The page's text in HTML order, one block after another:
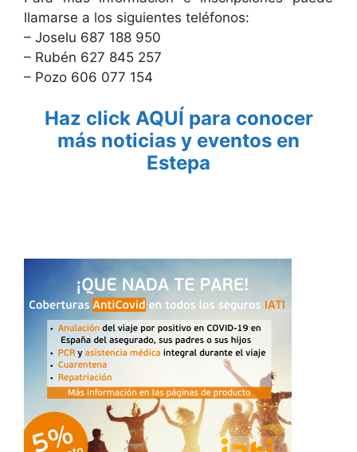
llamarse a los siguientes teléfonos:
– Joselu 687 188 950
– Rubén 627 845 257
– Pozo 606 077 154
Haz click AQUÍ para conocer
más noticias y eventos en
Estepa